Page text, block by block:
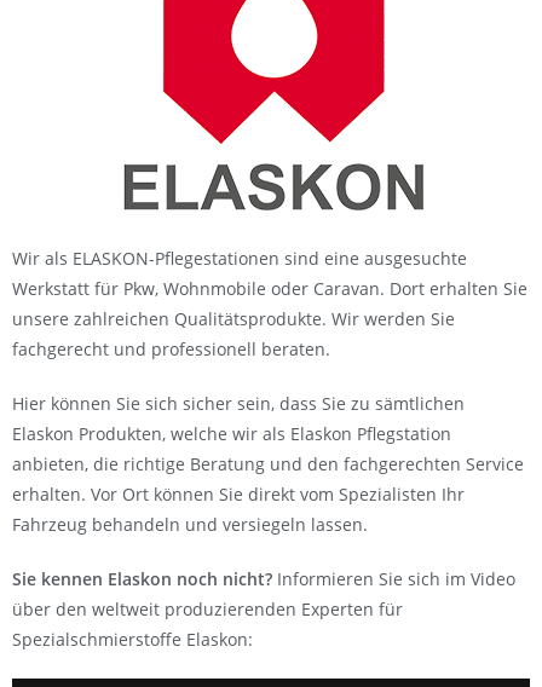
Wir als ELASKON-Pflegestationen sind eine ausgesuchte
Werkstatt für Pkw, Wohnmobile oder Caravan. Dort erhalten Sie
unsere zahlreichen Qualitätsprodukte. Wir werden Sie
fachgerecht und professionell beraten.
Hier können Sie sich sicher sein, dass Sie zu sämtlichen
Elaskon Produkten, welche wir als Elaskon Pflegstation
anbieten, die richtige Beratung und den fachgerechten Service
erhalten. Vor Ort können Sie direkt vom Spezialisten Ihr
Fahrzeug behandeln und versiegeln lassen.
Sie kennen Elaskon noch nicht? Informieren Sie sich im Video
über den weltweit produzierenden Experten für
Spezialschmierstoffe Elaskon: